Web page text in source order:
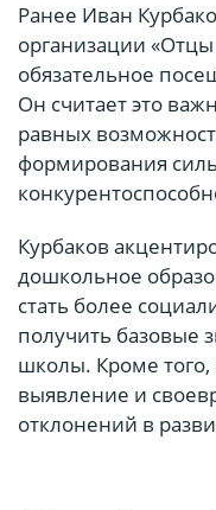
Ранее Иван
организации
обязательное
Он считает это
равных
формирования
Курбаков
дошкольное
стать более
получить базовые
школы. Кроме того,
выявление и
отклонений в